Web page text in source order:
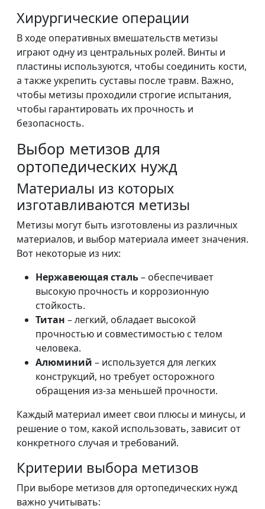
Хирургические операции
В ходе оперативных вмешательств метизы
играют одну из центральных ролей. Винты и
пластины используются, чтобы соединить кости,
а также укрепить суставы после травм. Важно,
чтобы метизы проходили строгие испытания,
чтобы гарантировать их прочность и
безопасность.
Выбор метизов для
ортопедических нужд
Материалы из которых
изготавливаются метизы
Метизы могут быть изготовлены из различных
материалов, и выбор материала имеет значения.
Вот некоторые из них:
Нержавеющая сталь– обеспечивает
высокую прочность и коррозионную
стойкость.
Титан – легкий, обладает высокой
прочностью и совместимостью с телом
человека.
Алюминий – используется для легких
конструкций, но требует осторожного
обращения из-за меньшей прочности.
Каждый материал имеет свои плюсы и минусы, и
решение о том, какой использовать, зависит от
конкретного случая и требований.
Критерии выбора метизов
При выборе метизов для ортопедических нужд
важно учитывать: